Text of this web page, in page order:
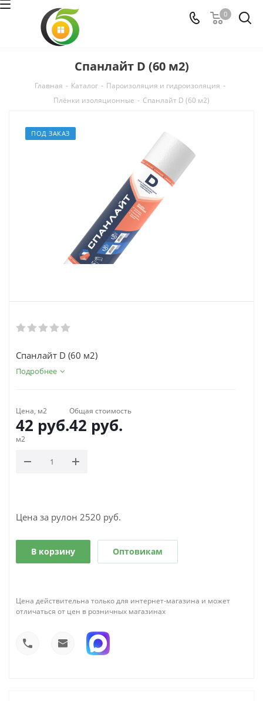
0
Спанлайт D (60 м2)
Главная - Каталог - Пароизоляция и гидроизоляция -
Плёнки изоляционные - Спанлайт D (60 м2)
ПОД ЗАКАЗ
Спанлайт D (60 м2)
Подробнее
Цена, м2
42 руб.
Общая стоимость
42 руб.
м2
Цена за рулон 2520 руб.
В корзину Оптовикам
Цена действительна только для интернет-магазина и может
отличаться от цен в розничных магазинах